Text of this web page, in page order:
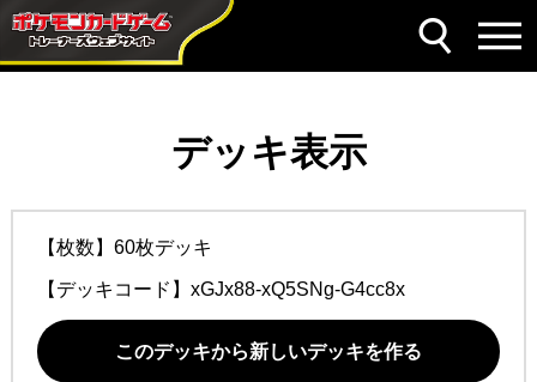
デッキ表示
【枚数】60枚デッキ
【デッキコード】 xGJx88-xQ5SNg-G4cc8x
このデッキから新しいデッキを作る